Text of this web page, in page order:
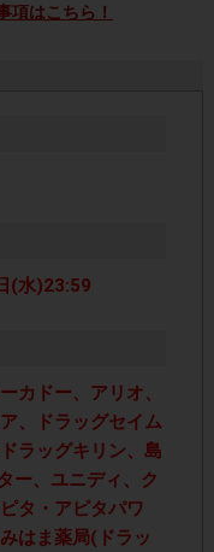
項はこちら！
(水)23:59
カドー、アリオ、
、ドラッグセイム
ラッグキリン、島
ー、ユニディ、ク
タ・アピタパワ
はま薬局(ドラッ